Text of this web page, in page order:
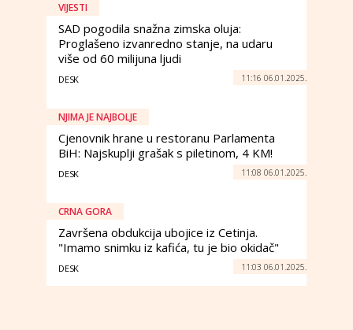
VIJESTI
SAD pogodila snažna zimska oluja:
Proglašeno izvanredno stanje, na udaru
više od 60 milijuna ljudi
DESK 11:16 06.01.2025.
NJIMA JE NAJBOLJE
Cjenovnik hrane u restoranu Parlamenta
BiH: Najskuplji grašak s piletinom, 4 KM!
DESK 11:08 06.01.2025.
CRNA GORA
Završena obdukcija ubojice iz Cetinja.
"Imamo snimku iz kafića, tu je bio okidač"
DESK 11:03 06.01.2025.